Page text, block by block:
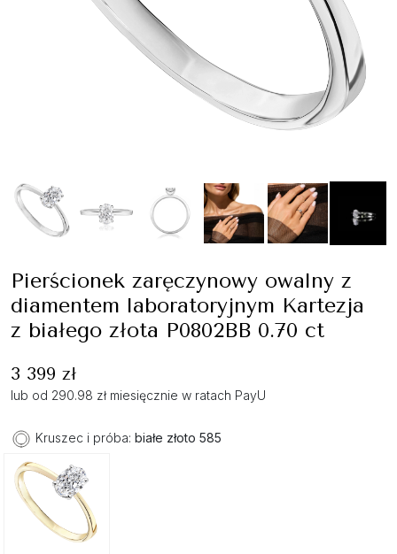
Pierścionek zaręczynowy owalny z
diamentem laboratoryjnym Kartezja
z białego złota P0802BB 0.70 ct
3 399 zł
lub od 290.98 zł miesięcznie w ratach PayU
Kruszec i próba: białe złoto 585